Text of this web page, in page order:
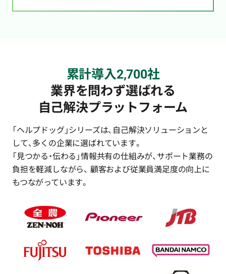
累計導入2,700社
業界を問わず選ばれる
自己解決プラットフォーム
「ヘルプドッグ」シリーズは、自己解決ソリューションと
して、多くの企業に選ばれています。
「見つかる・伝わる」情報共有の仕組みが、サポート業務の
負担を軽減しながら、 顧客および従業員満足度の向上に
もつながっています。